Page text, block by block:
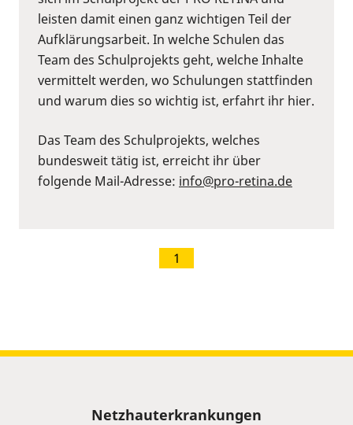
leisten damit einen ganz wichtigen Teil der
Aufklärungsarbeit. In welche Schulen das
Team des Schulprojekts geht, welche Inhalte
vermittelt werden, wo Schulungen stattfinden
und warum dies so wichtig ist, erfahrt ihr hier.
Das Team des Schulprojekts, welches
bundesweit tätig ist, erreicht ihr über
folgende Mail-Adresse: info@pro-retina.de
1
Netzhauterkrankungen